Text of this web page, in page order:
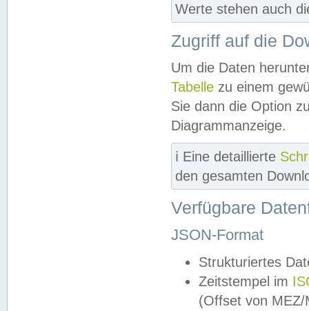
Werte stehen auch
Zugriff auf die
Um die Daten
Tabelle zu einem
Sie dann die Option
Diagrammanzeige.
ℹ️ Eine detaillierte
den gesamten
Verfügbare
JSON-Format
Strukturiertes
Zeitstempel im
(Offset von MEZ/